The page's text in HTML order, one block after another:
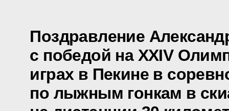
Поздравление
с победой на XXIV
играх в Пекине в
по лыжным гонкам в